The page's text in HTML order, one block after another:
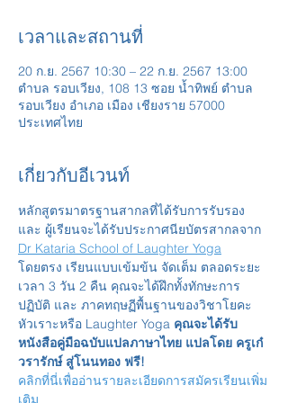
เวลาและสถานที่
20 ก.ย. 2567 10:30 – 22 ก.ย. 2567 13:00
ตำบล รอบเวียง, 108 13 ซอย น้ำทิพย์ ตำบล
รอบเวียง อำเภอ เมือง เชียงราย 57000
ประเทศไทย
เกี่ยวกับอีเวนท์
หลักสูตรมาตรฐานสากลที่ได้รับการรับรอง
และ ผู้เรียนจะได้รับประกาศนียบัตรสากลจาก
Dr Kataria School of Laughter Yoga
โดยตรง เรียนแบบเข้มข้น จัดเต็ม ตลอดระยะ
เวลา 3 วัน 2 คืน คุณจะได้ฝึกทั้งทักษะการ
ปฏิบัติ และ ภาคทฤษฏีพื้นฐานของวิชาโยคะ
หัวเราะหรือ Laughter Yoga คุณจะได้รับ
หนังสือคู่มือฉบับแปลภาษาไทย แปลโดย ครูเก๋
วรารักษ์ สู่โนนทอง ฟรี!
คลิกที่นี่เพื่ออ่านรายละเอียดการสมัครเรียนเพิ่ม
เติม